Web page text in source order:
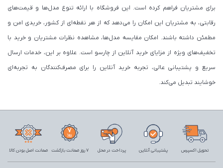
برای مشتریان فراهم کرده است. این فروشگاه با ارائه تنوع مدل‌ها و قیمت‌های
رقابتی، به مشتریان این امکان را می‌دهد که از هر نقطه‌ای از کشور، خریدی امن و
مطمئن داشته باشند. امکان مقایسه مدل‌ها، مشاهده نظرات مشتریان و خرید با
تخفیف‌های ویژه از مزایای خرید آنلاین از چارسو است. علاوه بر این، خدمات ارسال
سریع و پشتیبانی عالی، تجربه خرید آنلاین را برای مصرف‌کنندگان به تجربه‌ای
خوشایند تبدیل می‌کند.
تحویل اکسپرس پشتیبانی آنلاین پرداخت در محل 7 روز ضمانت بازگشت ضمانت اصل بودن کالا